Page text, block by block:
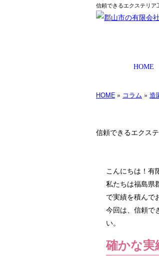
信頼できるエクステリ
HOME
HOME » コラム » 造
信頼できるエクス
こんにちは！有
私たちは福島県
で実績を積んで
今回は、信頼で
い。
確かな実